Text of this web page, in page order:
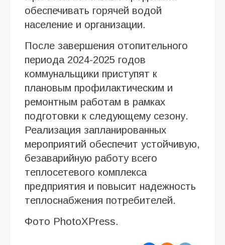
обеспечивать горячей водой
население и организации.
После завершения отопительного
периода 2024-2025 годов
коммунальщики приступят к
плановым профилактическим и
ремонтным работам в рамках
подготовки к следующему сезону.
Реализация запланированных
мероприятий обеспечит устойчивую,
безаварийную работу всего
теплосетевого комплекса
предприятия и повысит надежность
теплоснабжения потребителей.
Фото PhotoXPress.